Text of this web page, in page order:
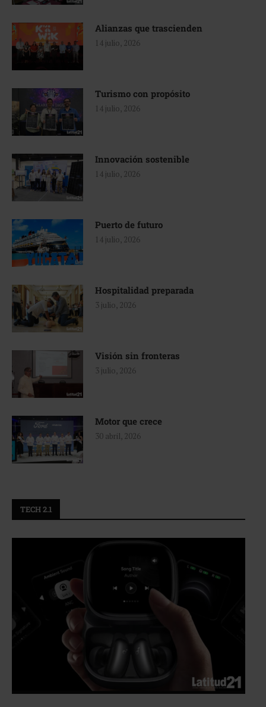
Alianzas que trascienden
14 julio, 2026
Turismo con propósito
14 julio, 2026
Innovación sostenible
14 julio, 2026
Puerto de futuro
14 julio, 2026
Hospitalidad preparada
3 julio, 2026
Visión sin fronteras
3 julio, 2026
Motor que crece
30 abril, 2026
TECH 2.1